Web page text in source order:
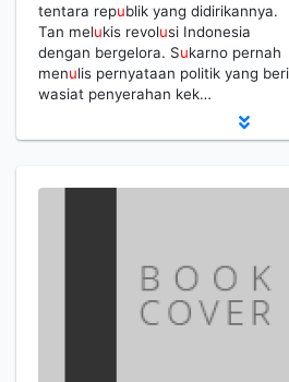
tentara republik yang didirikannya.
Tan melukis revolusi Indonesia
dengan bergelora. Sukarno pernah
menulis pernyataan politik yang
wasiat penyerahan kek…